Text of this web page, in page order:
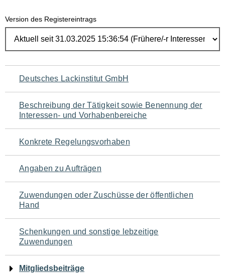
Version des Registereintrags
Navigation
für
den
Seiteninhalt
Deutsches Lackinstitut GmbH
Beschreibung der Tätigkeit sowie Benennung der
Interessen- und Vorhabenbereiche
Konkrete Regelungsvorhaben
Angaben zu Aufträgen
Zuwendungen oder Zuschüsse der öffentlichen
Hand
Schenkungen und sonstige lebzeitige
Zuwendungen
Mitgliedsbeiträge